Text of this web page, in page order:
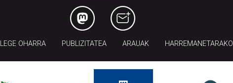
LEGE OHARRA PUBLIZITATEA ARAUAK HARREMANETARAKO